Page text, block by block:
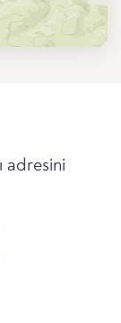
adresini